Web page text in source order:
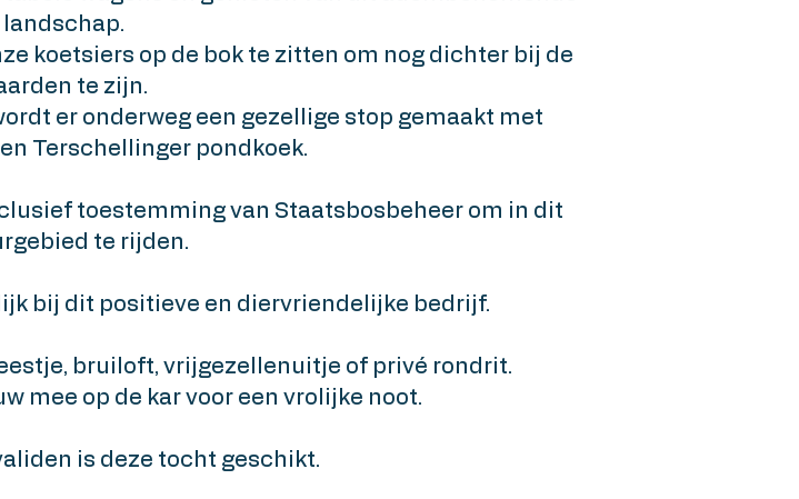
landschap.
koetsiers op de bok te zitten om nog dichter bij de
te zijn.
er onderweg een gezellige stop gemaakt met
Terschellinger pondkoek.
toestemming van Staatsbosbeheer om in dit
te rijden.
bij dit positieve en diervriendelijke bedrijf.
bruiloft, vrijgezellenuitje of privé rondrit.
mee op de kar voor een vrolijke noot.
is deze tocht geschikt.